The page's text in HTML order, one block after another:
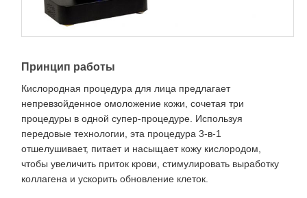
Принцип работы
Кислородная процедура для лица предлагает
непревзойденное омоложение кожи, сочетая три
процедуры в одной супер-процедуре. Используя
передовые технологии, эта процедура 3-в-1
отшелушивает, питает и насыщает кожу кислородом,
чтобы увеличить приток крови, стимулировать выработку
коллагена и ускорить обновление клеток.